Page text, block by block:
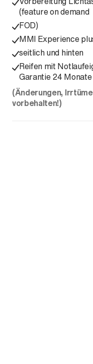
(feature on demand
FOD)
MMI Experience
seitlich und hinten
Reifen mit
Garantie 24
(Änderungen,
vorbehalten!)